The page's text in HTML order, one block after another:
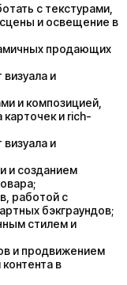
с текстурами,
и освещение в
продающих
и
и композицией,
карточек и rich-
и
и созданием
работой с
бэкграундов;
стилем и
и продвижением
в